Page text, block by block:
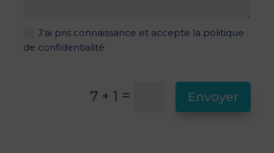
J'ai pris connaissance et accepte la politique
de confidentialité
7 + 1 = Envoyer